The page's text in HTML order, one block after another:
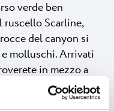
verde ben
ruscello Scarline,
del canyon si
molluschi. Arrivati
in mezzo a
nota da tempo
locale che combina